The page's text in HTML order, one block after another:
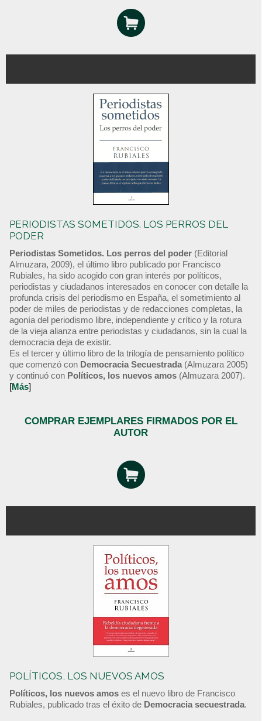
PERIODISTAS SOMETIDOS. LOS PERROS DEL
PODER
Periodistas Sometidos. Los perros del poder (Editorial
Almuzara, 2009), el último libro publicado por Francisco
Rubiales, ha sido acogido con gran interés por políticos,
periodistas y ciudadanos interesados en conocer con detalle la
profunda crisis del periodismo en España, el sometimiento al
poder de miles de periodistas y de redacciones completas, la
agonía del periodismo libre, independiente y crítico y la rotura
de la vieja alianza entre periodistas y ciudadanos, sin la cual la
democracia deja de existir.
Es el tercer y último libro de la trilogía de pensamiento político
que comenzó con Democracia Secuestrada (Almuzara 2005)
y continuó con Políticos, los nuevos amos (Almuzara 2007).
[Más]
COMPRAR EJEMPLARES FIRMADOS POR EL
AUTOR
POLÍTICOS, LOS NUEVOS AMOS
Políticos, los nuevos amos es el nuevo libro de Francisco
Rubiales, publicado tras el éxito de Democracia secuestrada.